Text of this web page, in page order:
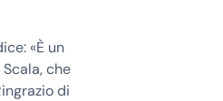
«È un
che
di